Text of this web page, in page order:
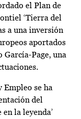
el Plan de
‘Tierra del
a una inversión
aportados
Page, una
Empleo se ha
del
la leyenda’